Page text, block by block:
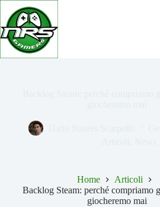
Salta
contenuto
Home
Articoli
Backlog Steam: perché compriamo
giocheremo mai